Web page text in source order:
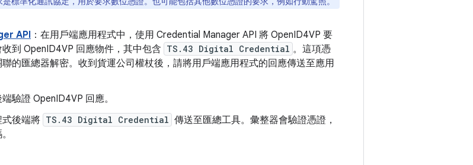
API ：在用戶端應用程式中，使用 Credential Manager API 將 OpenID4VP 要
到 OpenID4VP 回應物件，其中包含 TS.43 Digital Credential 。這項憑
的匯總器解密。收到貨運公司權杖後，請將用戶端應用程式的回應傳送至應用
驗證 OpenID4VP 回應。
式後端將 TS.43 Digital Credential 傳送至匯總工具。彙整器會驗證憑證，